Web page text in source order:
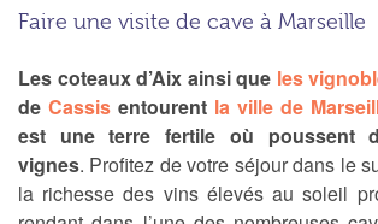
Faire une visite de cave à Marseille
Les coteaux d’Aix ainsi que les
de Cassis entourent la ville de
est une terre fertile où poussent
vignes. Profitez de votre séjour dans le
la richesse des vins élevés au soleil